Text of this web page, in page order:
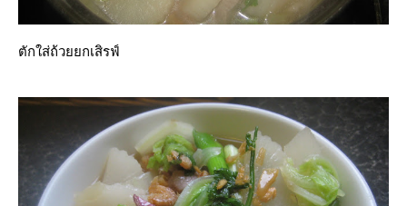
ตักใส่ถ้วยยกเสิรฟ์